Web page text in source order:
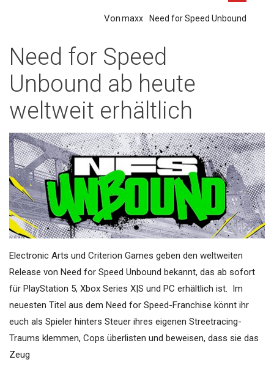
Vonmaxx Need for Speed Unbound
Need for Speed
Unbound ab heute
weltweit erhältlich
Electronic Arts und Criterion Games geben den weltweiten
Release von Need for Speed Unbound bekannt, das ab sofort
für PlayStation 5, Xbox Series X|S und PC erhältlich ist. Im
neuesten Titel aus dem Need for Speed-Franchise könnt ihr
euch als Spieler hinters Steuer ihres eigenen Streetracing-
Traums klemmen, Cops überlisten und beweisen, dass sie das
Zeug